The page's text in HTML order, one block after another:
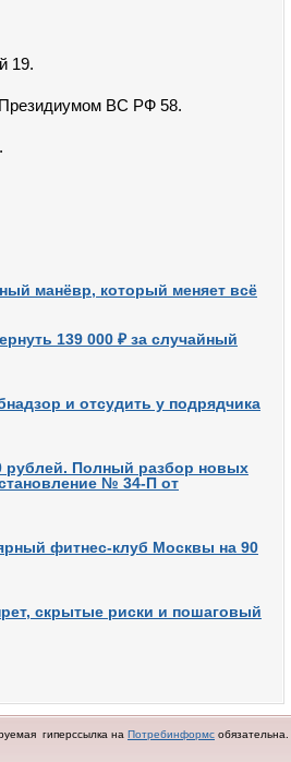
19.
ВС РФ 58.
манёвр, который меняет всё
139 000 ₽ за случайный
и отсудить у подрядчика
рублей. Полный разбор новых
№ 34-П от
фитнес-клуб Москвы на 90
скрытые риски и пошаговый
гиперссылка на Потребинформс обязательна.